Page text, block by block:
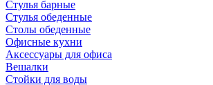
Стулья барные
Стулья обеденные
Столы обеденные
Офисные кухни
Аксессуары для офиса
Вешалки
Стойки для воды